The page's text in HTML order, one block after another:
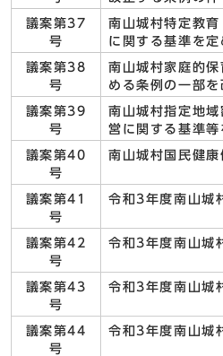
議案第37
号
南山城村特定教
に関する基準を
議案第38
号
南山城村家庭的
める条例の一部
議案第39
号
南山城村指定地
営に関する基準
議案第40
号
南山城村国民健
議案第41
号
令和3年度南山城
議案第42
号
令和3年度南山城
議案第43
号
令和3年度南山城
議案第44
号
令和3年度南山城